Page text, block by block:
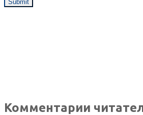
Комментарии